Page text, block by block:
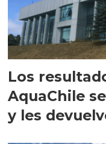
Los
AquaChile
y les